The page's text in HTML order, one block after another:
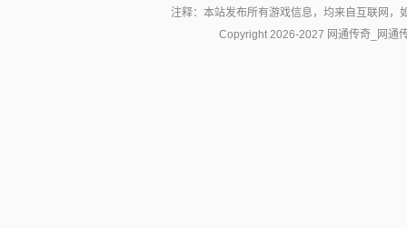
注释：本站发布所有游戏信息，均来自互联网
Copyright 2026-2027 网通传奇_网通